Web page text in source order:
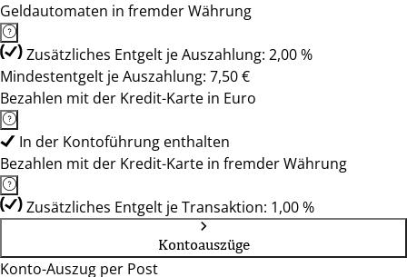
Geldautomaten in fremder Währung
Zusätzliches Entgelt je Auszahlung: 2,00 %
Mindestentgelt je Auszahlung: 7,50 €
Bezahlen mit der Kredit-Karte in Euro
In der Kontoführung enthalten
Bezahlen mit der Kredit-Karte in fremder Währung
Zusätzliches Entgelt je Transaktion: 1,00 %
Kontoauszüge
Konto-Auszug per Post